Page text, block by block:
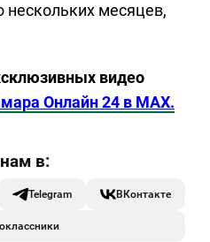
нескольких месяцев,
видео
Онлайн 24 в MAX.
Telegram ВКонтакте